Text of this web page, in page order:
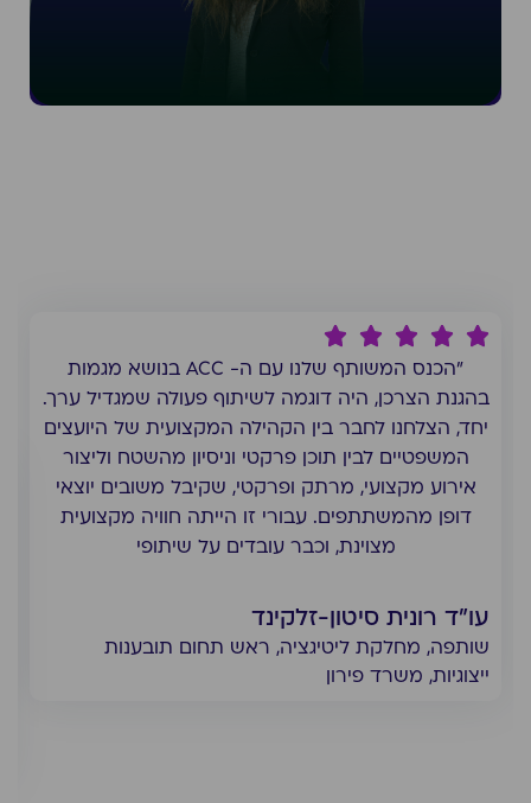
"הכנס המשותף שלנו עם ה- ACC בנושא מגמות
בהגנת הצרכן, היה דוגמה לשיתוף פעולה שמגדיל ערך.
יחד, הצלחנו לחבר בין הקהילה המקצועית של היועצים
המשפטיים לבין תוכן פרקטי וניסיון מהשטח וליצור
אירוע מקצועי, מרתק ופרקטי, שקיבל משובים יוצאי
דופן מהמשתתפים. עבורי זו הייתה חוויה מקצועית
מצוינת, וכבר עובדים על שיתופי
עו"ד רונית סיטון-זלקינד
שותפה, מחלקת ליטיגציה, ראש תחום תובענות
ייצוגיות, משרד פירון